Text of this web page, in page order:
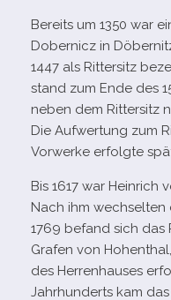
Bereits um 1350 war
Dobernicz in
1447 als Rittersitz
stand zum Ende des
neben dem Rittersitz
Die Aufwertung zum
Vorwerke erfolgte
Bis 1617 war Heinrich
Nach ihm wech­sel­ten
1769 befand sich das
Grafen von
des Herrenhauses
Jahrhunderts kam